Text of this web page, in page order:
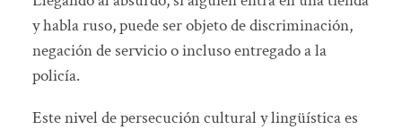
y habla ruso, puede ser objeto de discriminación,
negación de servicio o incluso entregado a la
policía.
Este nivel de persecución cultural y lingüística es